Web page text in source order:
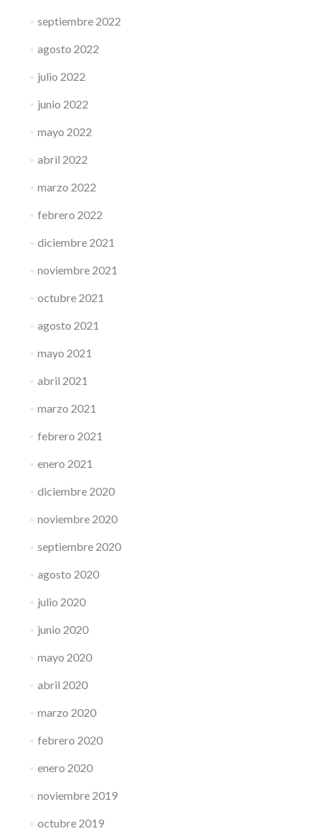
septiembre 2022
agosto 2022
julio 2022
junio 2022
mayo 2022
abril 2022
marzo 2022
febrero 2022
diciembre 2021
noviembre 2021
octubre 2021
agosto 2021
mayo 2021
abril 2021
marzo 2021
febrero 2021
enero 2021
diciembre 2020
noviembre 2020
septiembre 2020
agosto 2020
julio 2020
junio 2020
mayo 2020
abril 2020
marzo 2020
febrero 2020
enero 2020
noviembre 2019
octubre 2019